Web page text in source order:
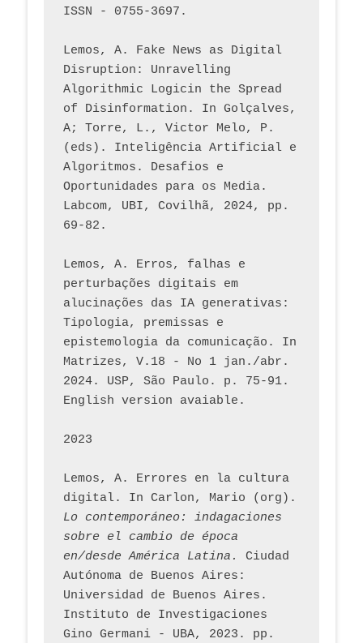
ISSN - 0755-3697.
Lemos, A. Fake News as Digital
Disruption: Unravelling
Algorithmic Logicin the Spread
of Disinformation. In Golçalves,
A; Torre, L., Victor Melo, P.
(eds). Inteligência Artificial e
Algoritmos. Desafios e
Oportunidades para os Media.
Labcom, UBI, Covilhã, 2024, pp.
69-82.
Lemos, A. Erros, falhas e
perturbações digitais em
alucinações das IA generativas:
Tipologia, premissas e
epistemologia da comunicação. In
Matrizes, V.18 - No 1 jan./abr.
2024. USP, São Paulo. p. 75-91.
English version avaiable.
2023
Lemos, A. Errores en la cultura
Lo contemporáneo: indagaciones
sobre el cambio de época
en/desde América Latina.
Ciudad
Autónoma de Buenos Aires:
Universidad de Buenos Aires.
Instituto de Investigaciones
Gino Germani - UBA, 2023. pp.